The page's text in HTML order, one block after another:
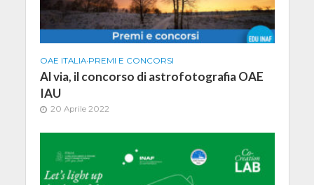
OAE ITALIA•PREMI E CONCORSI
Al via, il concorso di astrofotografia OAE
IAU
20 Aprile 2022